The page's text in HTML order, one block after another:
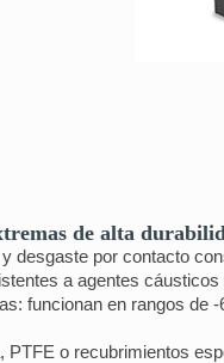
de alta
desgaste por contacto
a agentes
funcionan en rangos de
PTFE o recubrimientos